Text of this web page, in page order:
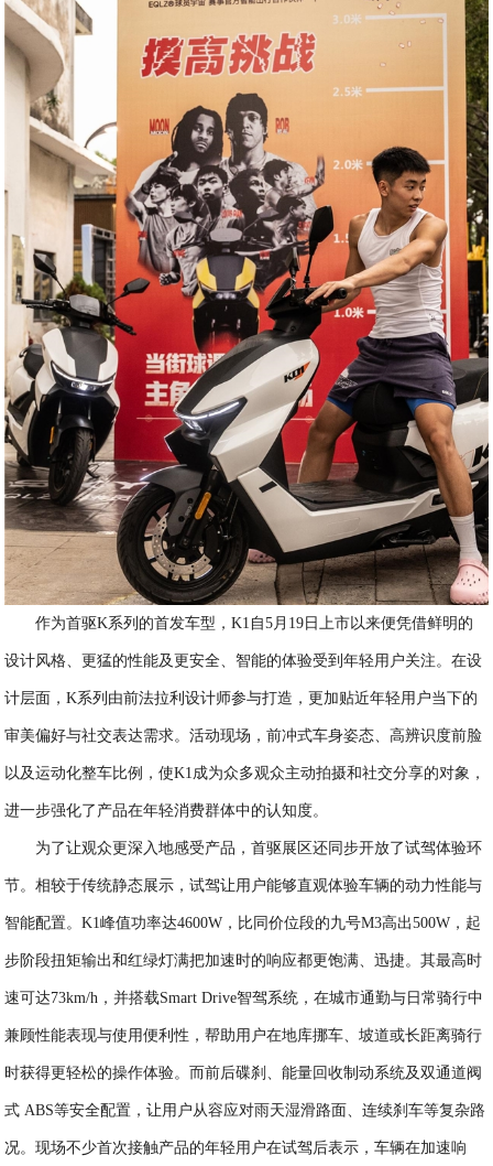
作为首驱K系列的首发车型，K1自5月19日上市以来便凭借鲜明的
设计风格、更猛的性能及更安全、智能的体验受到年轻用户关注。在设
计层面，K系列由前法拉利设计师参与打造，更加贴近年轻用户当下的
审美偏好与社交表达需求。活动现场，前冲式车身姿态、高辨识度前脸
以及运动化整车比例，使K1成为众多观众主动拍摄和社交分享的对象，
进一步强化了产品在年轻消费群体中的认知度。
为了让观众更深入地感受产品，首驱展区还同步开放了试驾体验环
节。相较于传统静态展示，试驾让用户能够直观体验车辆的动力性能与
智能配置。K1峰值功率达4600W，比同价位段的九号M3高出500W，起
步阶段扭矩输出和红绿灯满把加速时的响应都更饱满、迅捷。其最高时
速可达73km/h，并搭载Smart Drive智驾系统，在城市通勤与日常骑行中
兼顾性能表现与使用便利性，帮助用户在地库挪车、坡道或长距离骑行
时获得更轻松的操作体验。而前后碟刹、能量回收制动系统及双通道阀
式 ABS等安全配置，让用户从容应对雨天湿滑路面、连续刹车等复杂路
况。现场不少首次接触产品的年轻用户在试驾后表示，车辆在加速响